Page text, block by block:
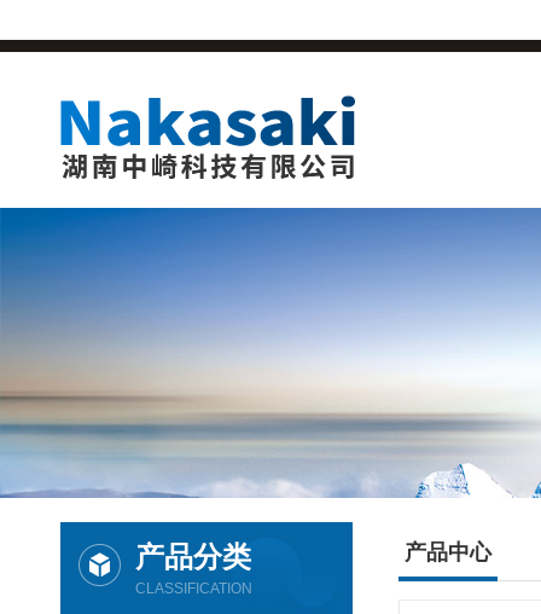
产品分类
CLASSIFICATION
产品中心